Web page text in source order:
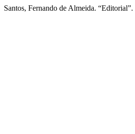
Santos, Fernando de Almeida. “Editorial”.